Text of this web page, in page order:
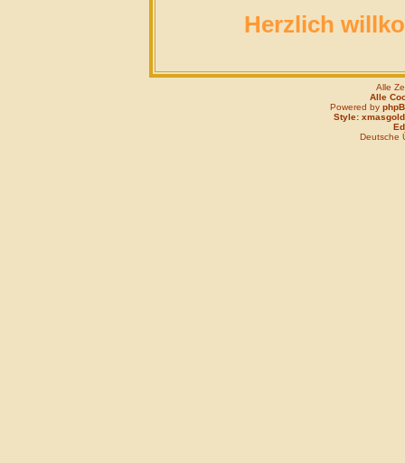
Herzlich
Alle
Alle
Powered by
Style: xmasgold
Deutsche